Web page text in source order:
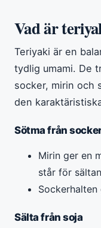
Vad är
Teriyaki är en
tydlig umami. De
socker, mirin och
den
Sötma från
Mirin ger en
står för
Sälta från soja